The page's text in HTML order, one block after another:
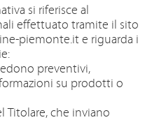
si riferisce al
effettuato tramite il sito
piemonte.it e riguarda i
preventivi,
su prodotti o
Titolare, che inviano